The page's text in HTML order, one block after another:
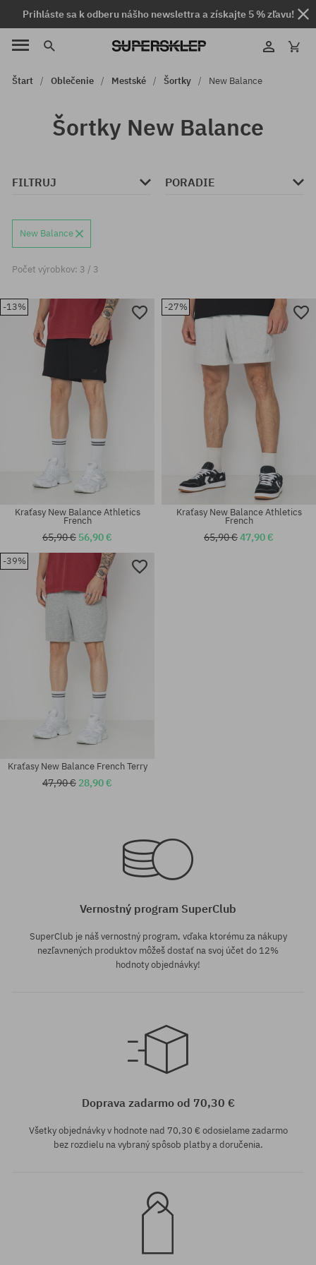
Prihláste sa k odberu nášho newslettra a získajte 5 % zľavu!
Štart Oblečenie Mestské Šortky New Balance
Šortky New Balance
FILTRUJ PORADIE
New Balance
Počet výrobkov: 3 / 3
-13%
Kraťasy New Balance Athletics
French
65,90 € 56,90 €
-27%
M; L; XL
Kraťasy New Balance Athletics
French
65,90 €47,90 €
-39%
Kraťasy New Balance French Terry
47,90 € 28,90 €
Vernostný program SuperClub
SuperClub je náš vernostný program, vďaka ktorému za nákupy
nezľavnených produktov môžeš dostať na svoj účet do 12%
hodnoty objednávky!
Doprava zadarmo od 70,30 €
Všetky objednávky v hodnote nad 70,30 € odosielame zadarmo
bez rozdielu na vybraný spôsob platby a doručenia.